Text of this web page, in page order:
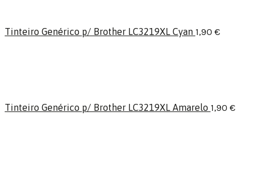
Tinteiro Genérico p/ Brother LC3219XL Cyan 1,90 €
Tinteiro Genérico p/ Brother LC3219XL Amarelo 1,90 €